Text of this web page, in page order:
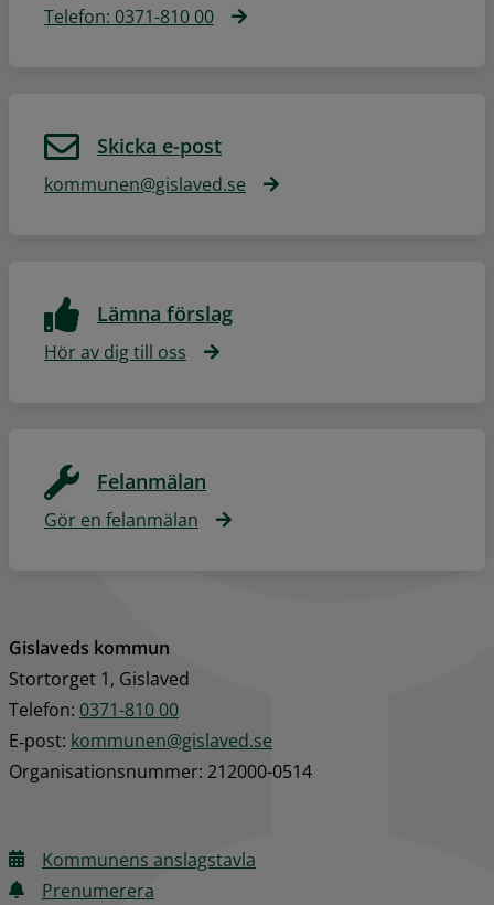
Telefon: 0371-810 00
Skicka e-post
kommunen@gislaved.se
Lämna förslag
Hör av dig till oss
Felanmälan
Gör en felanmälan
Gislaveds kommun
Stortorget 1, Gislaved
Telefon: 0371-810 00
E‑post: kommunen@gislaved.se
Organisationsnummer: 212000-0514
Kommunens anslagstavla
Prenumerera